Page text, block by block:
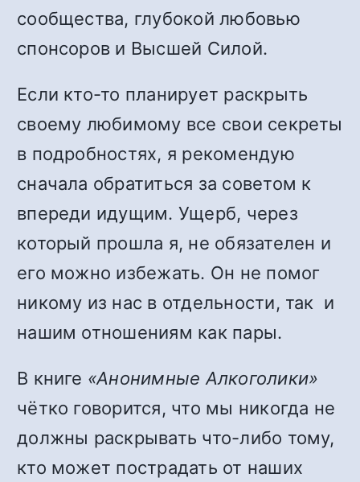
сообщества, глубокой любовью
спонсоров и Высшей Силой.
Если кто-то планирует раскрыть
своему любимому все свои секреты
в подробностях, я рекомендую
сначала обратиться за советом к
впереди идущим. Ущерб, через
который прошла я, не обязателен и
его можно избежать. Он не помог
никому из нас в отдельности, так и
нашим отношениям как пары.
В книге «Анонимные Алкоголики»
чётко говорится, что мы никогда не
должны раскрывать что-либо тому,
кто может пострадать от наших